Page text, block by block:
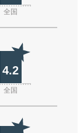
全国
4.2
全国